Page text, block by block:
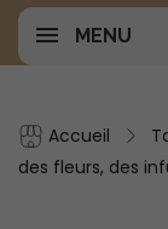
MENU
Accueil
des fleurs, des